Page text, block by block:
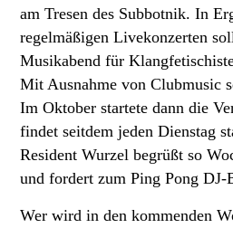
am Tresen des Subbotnik. In
regelmäßigen Livekonzerten
Musikabend für
Mit Ausnahme von Clubmusic
Im Oktober startete dann die
findet seitdem jeden Dienstag
Resident Wurzel begrüßt so
und fordert zum Ping Pong DJ-
Wer wird in den kommenden